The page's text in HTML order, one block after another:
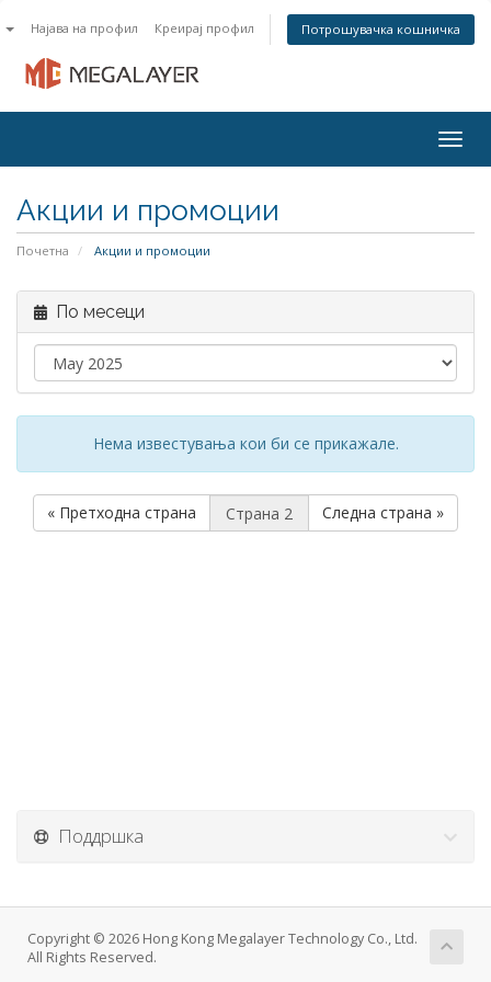
Најава на профил Креирај профил Потрошувачка кошничка
Акции и промоции
Почетна Акции и промоции
По месеци
Нема известувања кои би се прикажале.
« Претходна страна Следна страна »
Поддршка
Copyright © 2026 Hong Kong Megalayer Technology Co., Ltd.
All Rights Reserved.